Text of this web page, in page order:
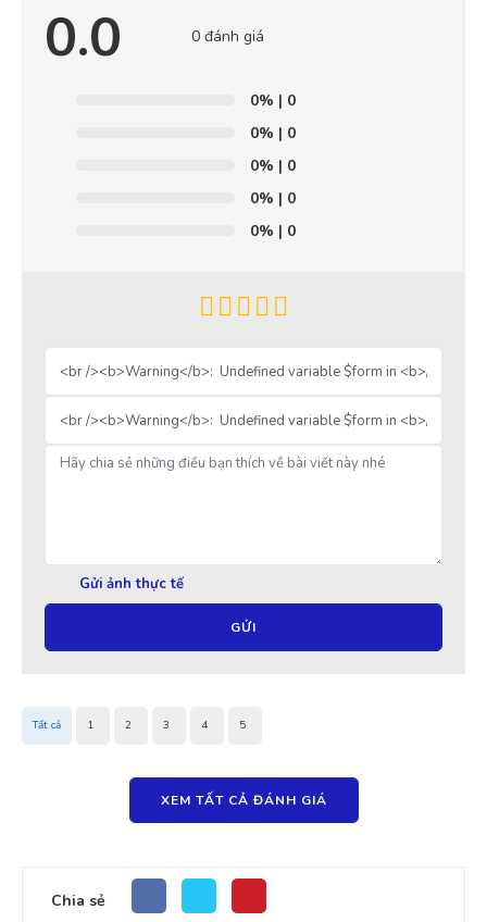
0.0 0 đánh giá
0% | 0
0% | 0
0% | 0
0% | 0
0% | 0
Gửi ảnh thực tế
GỬI
Tất cả 1 2 3 4 5
XEM TẤT CẢ ĐÁNH GIÁ
Chia sẻ